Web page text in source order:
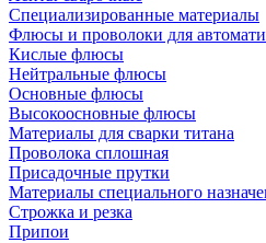
Специализированные материалы
Флюсы и проволоки для
Кислые флюсы
Нейтральные флюсы
Основные флюсы
Высокоосновные флюсы
Материалы для сварки титана
Проволока сплошная
Присадочные прутки
Материалы специального
Строжка и резка
Припои